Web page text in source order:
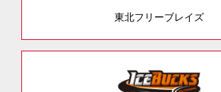
東北フリーブレイズ